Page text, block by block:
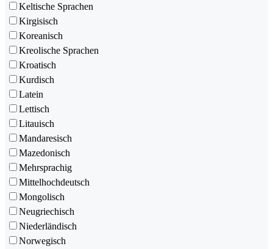
Keltische Sprachen
Kirgisisch
Koreanisch
Kreolische Sprachen
Kroatisch
Kurdisch
Latein
Lettisch
Litauisch
Mandaresisch
Mazedonisch
Mehrsprachig
Mittelhochdeutsch
Mongolisch
Neugriechisch
Niederländisch
Norwegisch